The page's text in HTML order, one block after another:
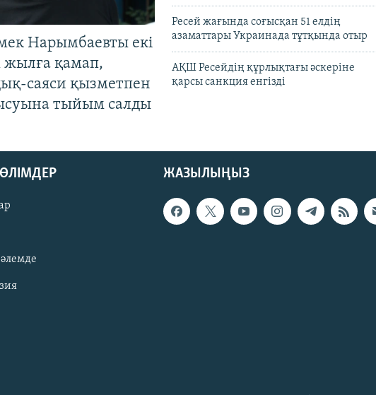
Нарымбаевты екі
қамап,
саяси қызметпен
тыйым салды
Ресей жағында соғысқан 51 елдің
азаматтары Украинада тұтқында отыр
АҚШ Ресейдің құрлықтағы әскеріне
қарсы санкция енгізді
ЖАЗЫЛЫҢЫЗ